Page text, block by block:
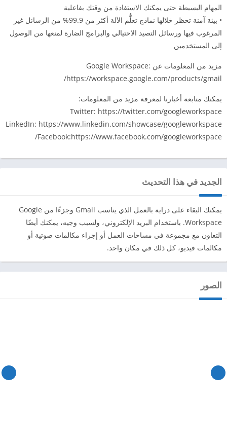
المهام البسيطة حتى يمكنك الاستفادة من وقتك بفاعلية
• بيئة آمنة تحظر خلالها نماذج تعلُّم الآلة أكثر من 99.9% من الرسائل غير
المرغوب فيها ورسائل التصيد الاحتيالي والبرامج الضارة لمنعها من الوصول
إلى المستخدمين
مزيد من المعلومات عن Google Workspace:
https://workspace.google.com/products/gmail/
يمكنك متابعة أخبارنا لمعرفة مزيد من المعلومات:
Twitter: https://twitter.com/googleworkspace
LinkedIn: https://www.linkedin.com/showcase/googleworkspace
Facebook:https://www.facebook.com/googleworkspace/
الجديد في هذا التحديث
يمكنك البقاء على دراية بالعمل الذي يناسب Gmail وجزءًا من Google
Workspace. باستخدام البريد الإلكتروني، ولسبب وجيه، يمكنك أيضًا
التعاون مع مجموعة في مساحات العمل أو إجراء مكالمات صوتية أو
مكالمات فيديو، كل ذلك في مكان واحد.
الصور